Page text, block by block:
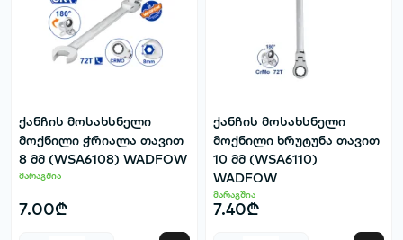
ქანჩის მოსახსნელი
მოქნილი ჭრიალა თავით
8 მმ (WSA6108) WADFOW
მარაგშია
7.00₾
ქანჩის მოსახსნელი
მოქნილი ხრუტუნა თავით
10 მმ (WSA6110)
WADFOW
მარაგშია
7.40₾